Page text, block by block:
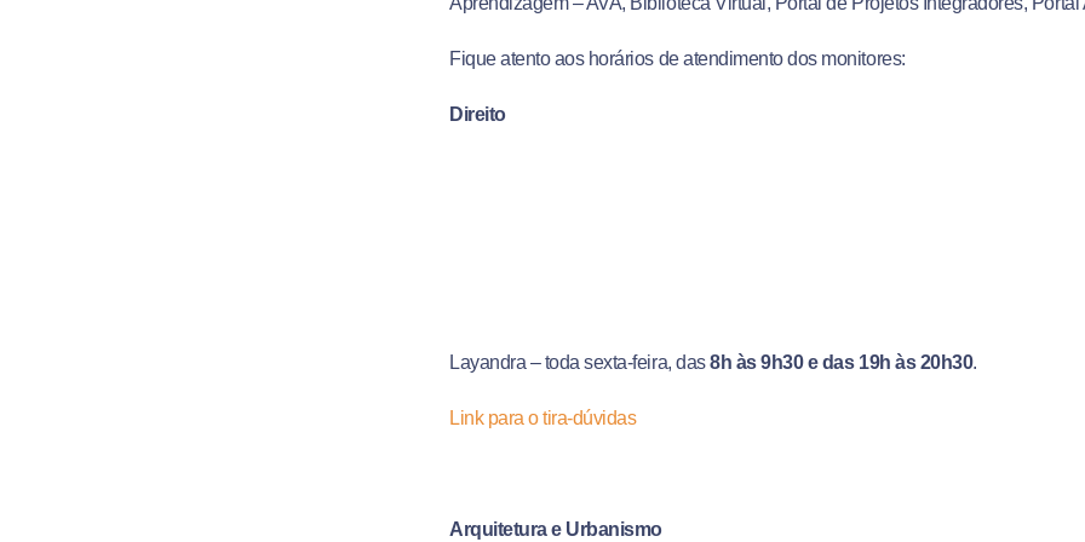
Fique atento aos horários de atendimento dos monitores:
Direito
Layandra – toda sexta-feira, das8h às 9h30 e das 19h às 20h30.
Link para o tira-dúvidas
Arquitetura e Urbanismo